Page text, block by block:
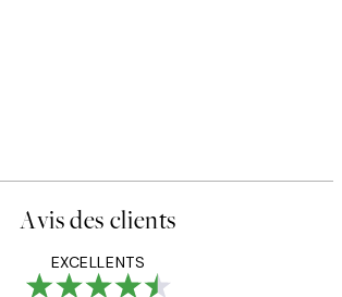
Avis des clients
EXCELLENTS